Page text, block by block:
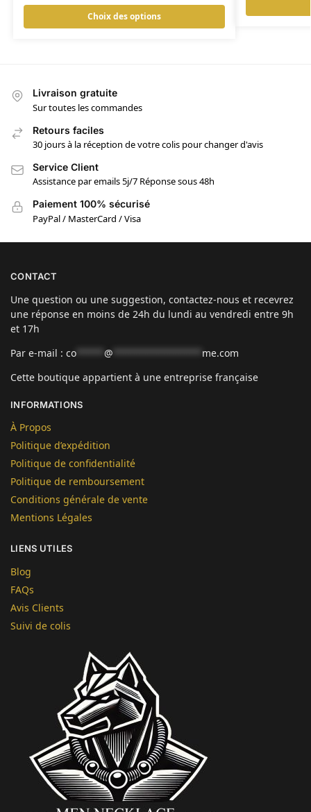
Choix des options
Livraison gratuite
Sur toutes les commandes
Retours faciles
30 jours à la réception de votre colis pour changer d'avis
Service Client
Assistance par emails 5j/7 Réponse sous 48h
Paiement 100% sécurisé
PayPal / MasterCard / Visa
CONTACT
Une question ou une suggestion, contactez-nous et recevrez
une réponse en moins de 24h du lundi au vendredi entre 9h
et 17h
Par e-mail : co @
me.com
Cette boutique appartient à une entreprise française
INFORMATIONS
À Propos
Politique d’expédition
Politique de confidentialité
Politique de remboursement
Conditions générale de vente
Mentions Légales
LIENS UTILES
Blog
FAQs
Avis Clients
Suivi de colis